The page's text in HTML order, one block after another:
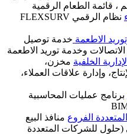
قائمة الطعام الرقمية
نظام الرقمي FLEXSURV
الاطعمة خدمة توصيل
وخدمة توريد الاطعمة
الخلفية مخزن،
وإدارة علاقات العملاء،
برنامج عمليات المحاسبية
الفروع منافذ البيع
(حلول للشركات المتعددة